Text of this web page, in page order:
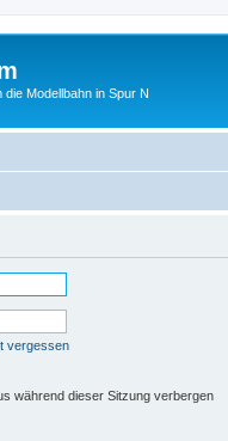
Modellbahn in Spur N
vergessen
während dieser Sitzung verbergen